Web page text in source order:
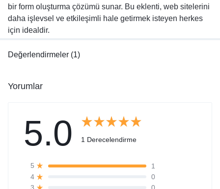
bir form oluşturma çözümü sunar. Bu eklenti, web sitelerini
daha işlevsel ve etkileşimli hale getirmek isteyen herkes
için idealdir.
Değerlendirmeler (1)
Yorumlar
5.0 1 Derecelendirme
5
1
4
0